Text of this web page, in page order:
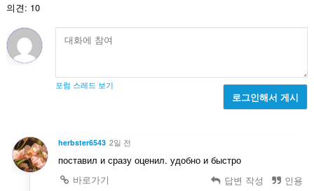
스
수
있
습
의견: 10
포럼 스레드 보기
로그인해서 게시
herbster6543 2일 전
поставил и сразу оценил. удобно и быстро
바로가기
답변 작성 인용